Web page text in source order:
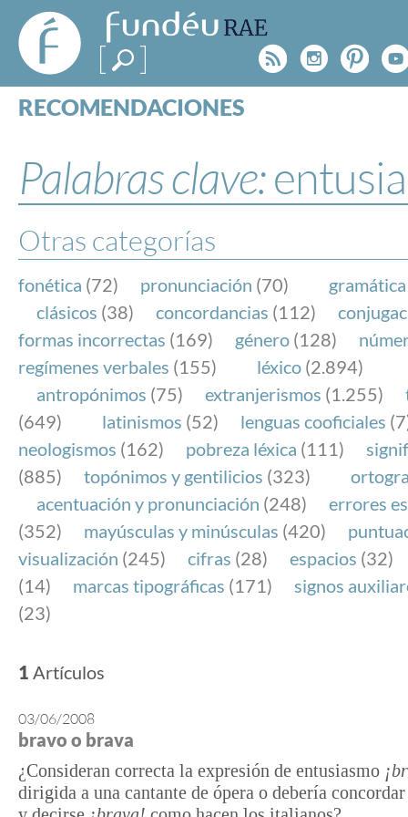
FundéuRAE
- Fundación
del Español
Urgente
Rss
RECOMENDACIONES
ESPECIALES
BLOG
NOTICIAS
SOBRE LA FUNDÉURAE
FundéuRAE es una fundación patrocinada por la
y la Real Academia Española, cuyo objetivo es
el buen uso del español en los medios de
Internet.
Palabras clave:
Otras categorías
fonética (72) pronunciación (70) gramática
clásicos (38) concordancias (112)
formas incorrectas (169) género (128)
regímenes verbales (155) léxico (2.894)
antropónimos (75) extranjerismos (1.255)
(649)
latinismos (52) lenguas cooficiales
neologismos (162) pobreza léxica (111)
(885)
topónimos y gentilicios (323)
acentuación y pronunciación (248)
errores
(352)
mayúsculas y minúsculas (420)
visualización (245) cifras (28) espacios (32)
(14)
marcas tipográficas (171)
signos
(23)
1 Artículos
03/06/2008
bravo o brava
¿Consideran correcta la expresión de entusiasmo
dirigida a una cantante de ópera o debería